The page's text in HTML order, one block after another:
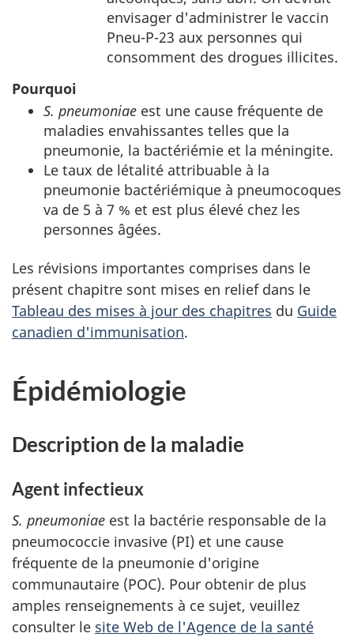
envisager d'administrer le vaccin
Pneu-P-23 aux personnes qui
consomment des drogues illicites.
Pourquoi
S. pneumoniae est une cause fréquente de
maladies envahissantes telles que la
pneumonie, la bactériémie et la méningite.
Le taux de létalité attribuable à la
pneumonie bactériémique à pneumocoques
va de 5 à 7 % et est plus élevé chez les
personnes âgées.
Les révisions importantes comprises dans le
présent chapitre sont mises en relief dans le
Tableau des mises à jour des chapitres du Guide
canadien d'immunisation.
Épidémiologie
Description de la maladie
Agent infectieux
S. pneumoniae est la bactérie responsable de la
pneumococcie invasive (PI) et une cause
fréquente de la pneumonie d'origine
communautaire (POC). Pour obtenir de plus
amples renseignements à ce sujet, veuillez
consulter le site Web de l'Agence de la santé